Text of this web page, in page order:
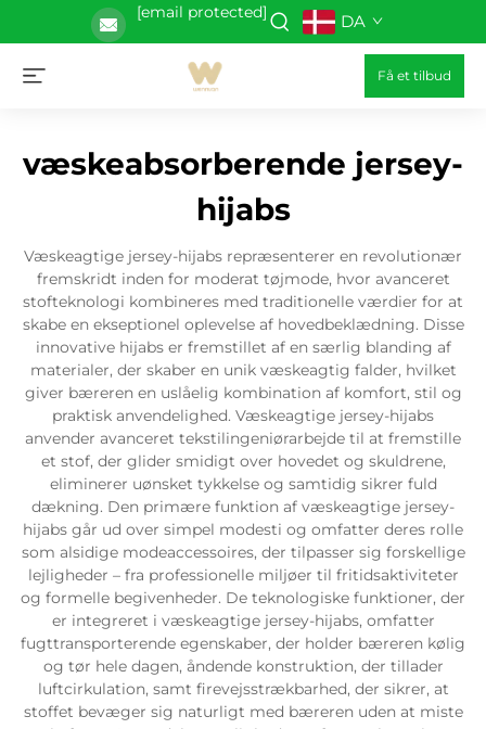
[email protected] DA
Få et tilbud
væskeabsorberende jersey-
hijabs
Væskeagtige jersey-hijabs repræsenterer en revolutionær
fremskridt inden for moderat tøjmode, hvor avanceret
stofteknologi kombineres med traditionelle værdier for at
skabe en ekseptionel oplevelse af hovedbeklædning. Disse
innovative hijabs er fremstillet af en særlig blanding af
materialer, der skaber en unik væskeagtig falder, hvilket
giver bæreren en uslåelig kombination af komfort, stil og
praktisk anvendelighed. Væskeagtige jersey-hijabs
anvender avanceret tekstilingeniørarbejde til at fremstille
et stof, der glider smidigt over hovedet og skuldrene,
eliminerer uønsket tykkelse og samtidig sikrer fuld
dækning. Den primære funktion af væskeagtige jersey-
hijabs går ud over simpel modesti og omfatter deres rolle
som alsidige modeaccessoires, der tilpasser sig forskellige
lejligheder – fra professionelle miljøer til fritidsaktiviteter
og formelle begivenheder. De teknologiske funktioner, der
er integreret i væskeagtige jersey-hijabs, omfatter
fugttransporterende egenskaber, der holder bæreren kølig
og tør hele dagen, åndende konstruktion, der tillader
luftcirkulation, samt firevejsstrækbarhed, der sikrer, at
stoffet bevæger sig naturligt med bæreren uden at miste